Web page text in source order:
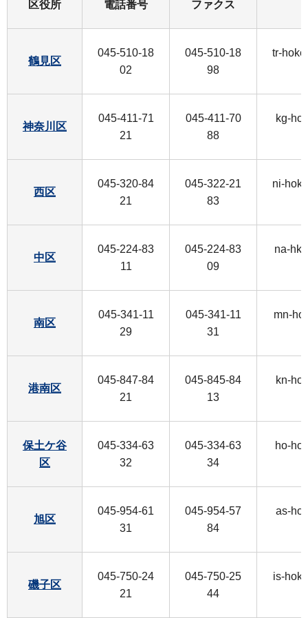
区役所 電話番号 ファクス
鶴見区
045-510-18
02
045-510-18
98
tr-
神奈川区
045-411-71
21
045-411-70
88
kg-
西区
045-320-84
21
045-322-21
83
ni-
中区
045-224-83
11
045-224-83
09
na-
南区
045-341-11
29
045-341-11
31
mn-
港南区
045-847-84
21
045-845-84
13
kn-
保土ケ谷
区
045-334-63
32
045-334-63
34
ho-
旭区
045-954-61
31
045-954-57
84
as-
磯子区
045-750-24
21
045-750-25
44
is-